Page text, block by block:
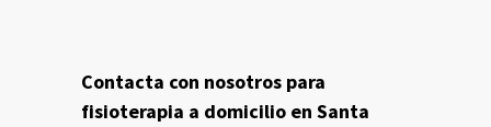
Contacta con nosotros para
fisioterapia a domicilio en Santa